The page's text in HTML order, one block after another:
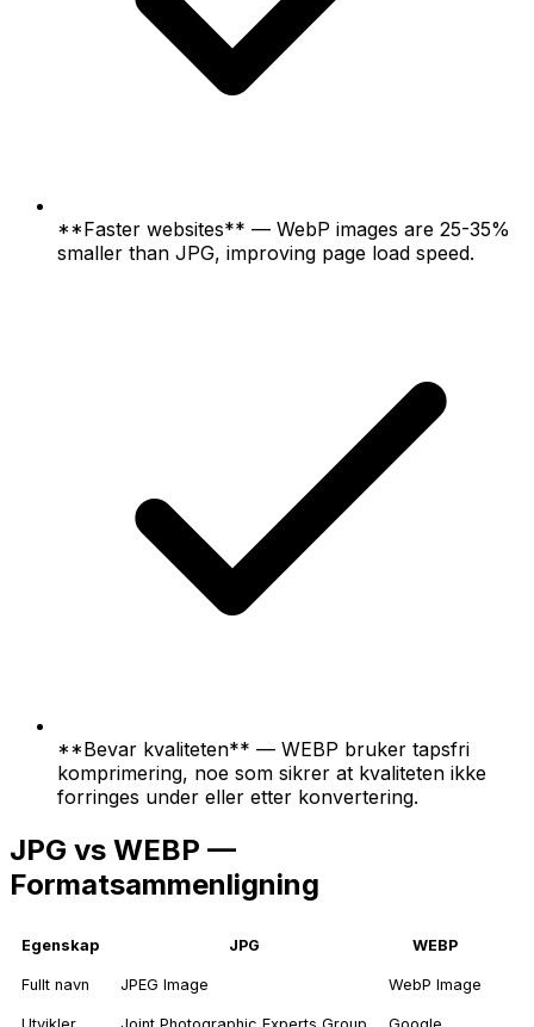
**Faster websites** — WebP images are 25-35%
smaller than JPG, improving page load speed.
**Bevar kvaliteten** — WEBP bruker tapsfri
komprimering, noe som sikrer at kvaliteten ikke
forringes under eller etter konvertering.
JPG vs WEBP —
Formatsammenligning
Egenskap JPG WEBP
Fullt navn JPEG Image WebP Image